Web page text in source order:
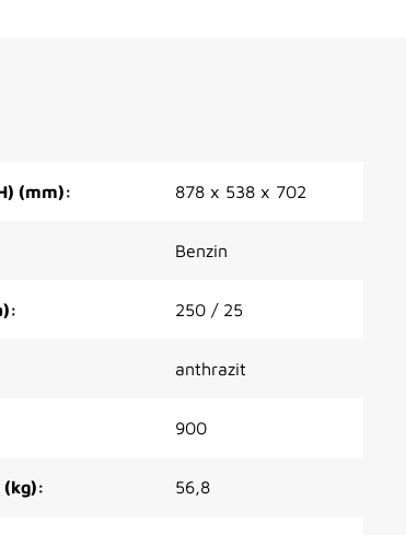
(mm): 878 x 538 x 702
Benzin
250 / 25
anthrazit
900
(kg): 56,8